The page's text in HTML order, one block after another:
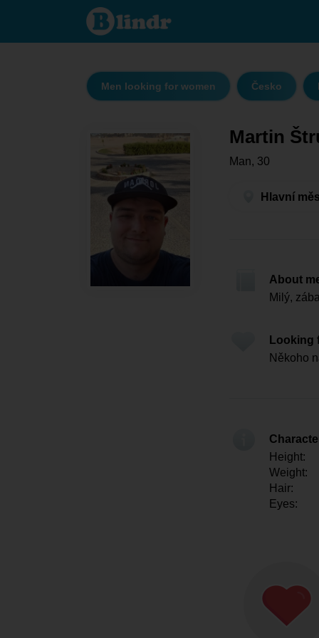
Martin
Štrudlík
Linhart
women
Hlavní
město
Men looking for women Česko
Martin
Man, 30
Hlavní
About
Milý,
Looking
Někoho
Height:
Weight:
Hair:
Eyes: